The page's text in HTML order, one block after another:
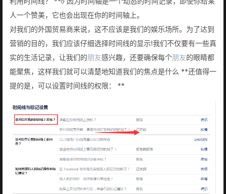
人一个赞美，它也会出现在你的时间轴上。
对我们的外国贸易商来说，这不应该是我们的娱乐场所。为了达到
营销的目的，我们应该仔细选择时间线的显示!我们不仅要有一些真
实的生活记录，让我们的朋友感兴趣，还要确保每个朋友的眼睛都
能聚焦，这样我们就可以清楚地知道我们的焦点是什么 **还值得一
提的是，可以设置时间线的权限： **